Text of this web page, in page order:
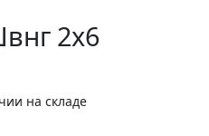
2х6
на складе